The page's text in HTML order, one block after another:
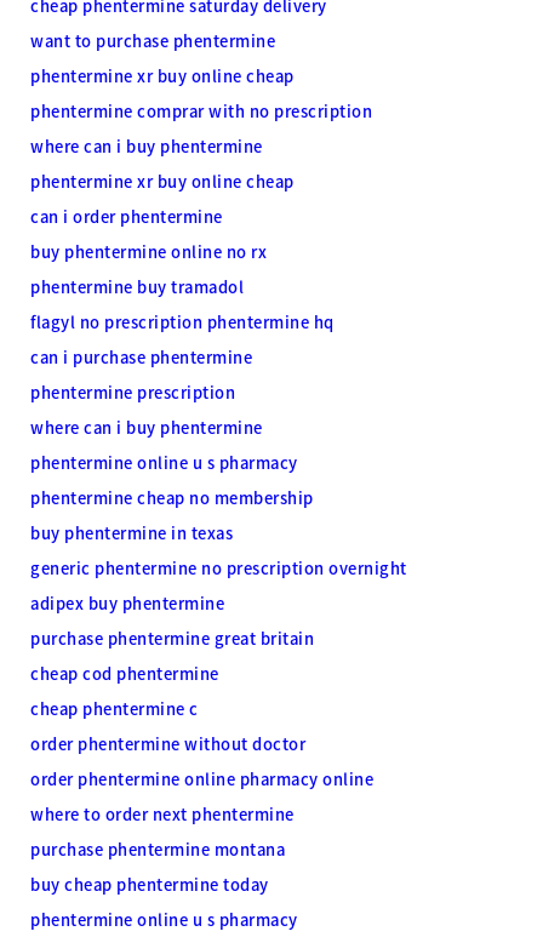
cheap phentermine saturday delivery
want to purchase phentermine
phentermine xr buy online cheap
phentermine comprar with no prescription
where can i buy phentermine
phentermine xr buy online cheap
can i order phentermine
buy phentermine online no rx
phentermine buy tramadol
flagyl no prescription phentermine hq
can i purchase phentermine
phentermine prescription
where can i buy phentermine
phentermine online u s pharmacy
phentermine cheap no membership
buy phentermine in texas
generic phentermine no prescription overnight
adipex buy phentermine
purchase phentermine great britain
cheap cod phentermine
cheap phentermine c
order phentermine without doctor
order phentermine online pharmacy online
where to order next phentermine
purchase phentermine montana
buy cheap phentermine today
phentermine online u s pharmacy